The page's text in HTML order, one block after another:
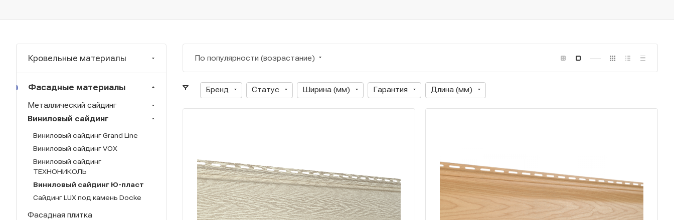
По популярности (возрастание)
Бренд Статус Ширина (мм) Гарантия Длина (мм)
Кровельные материалы
Фасадные материалы
Металлический сайдинг
Виниловый сайдинг
Виниловый сайдинг Grand Line
Виниловый сайдинг VOX
Виниловый сайдинг
ТЕХНОНИКОЛЬ
Виниловый сайдинг Ю-пласт
Сайдинг LUX под камень Docke
Фасадная плитка